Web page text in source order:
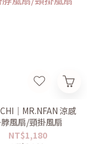
｜MR.NFAN 涼感
風扇/頸掛風扇
NT$1,180